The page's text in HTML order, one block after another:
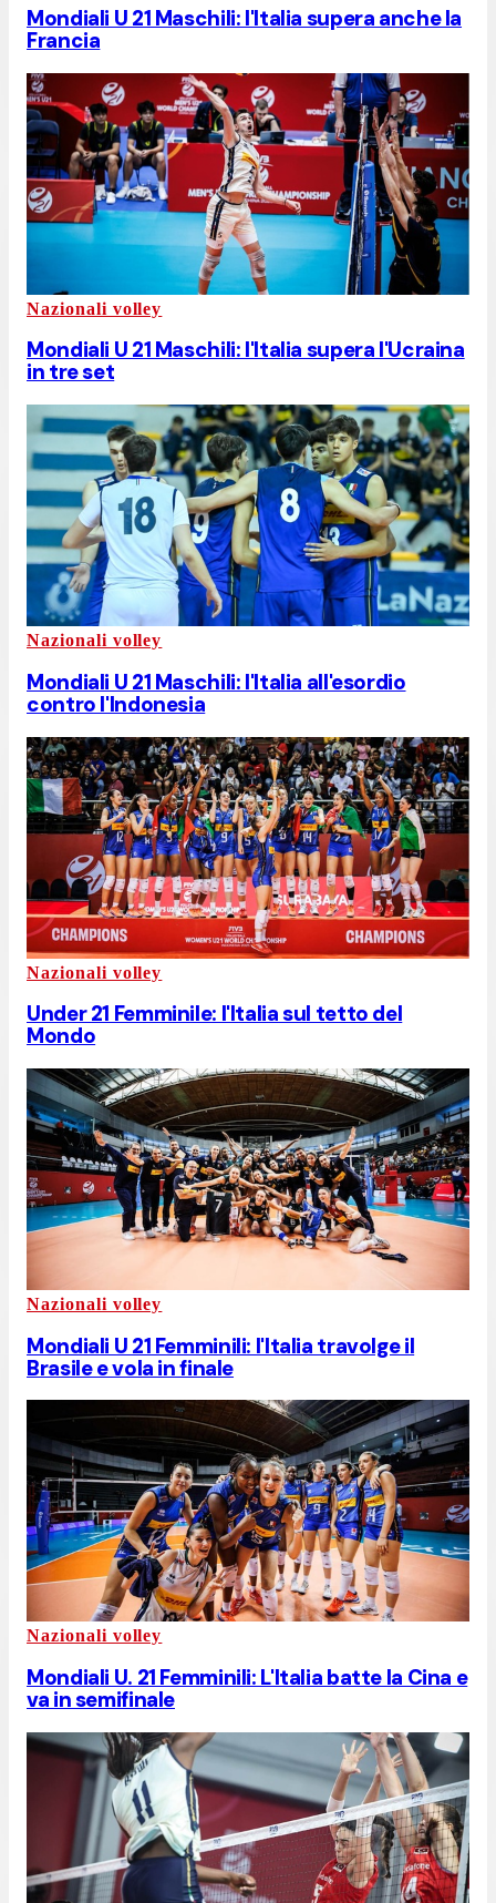
Mondiali U 21 Maschili: l'Italia supera anche la
Francia
Nazionali volley
Mondiali U 21 Maschili: l'Italia supera l'Ucraina
in tre set
Nazionali volley
Mondiali U 21 Maschili: l'Italia all'esordio
contro l'Indonesia
Nazionali volley
Under 21 Femminile: l'Italia sul tetto del
Mondo
Nazionali volley
Mondiali U 21 Femminili: l'Italia travolge il
Brasile e vola in finale
Nazionali volley
Mondiali U. 21 Femminili: L'Italia batte la Cina e
va in semifinale